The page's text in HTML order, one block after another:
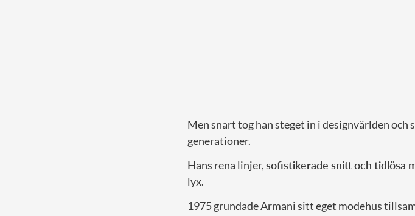
Men snart tog han steget in i designvärlden och
generationer.
Hans rena linjer,sofistikerade snitt och tidlösa
lyx.
1975 grundade Armani sitt eget modehus